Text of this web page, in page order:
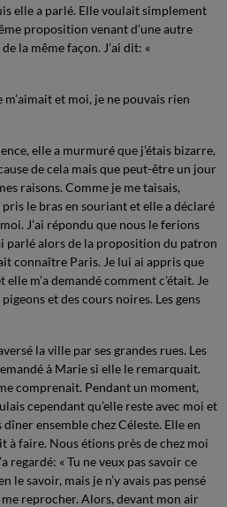
elle a parlé. Elle voulait simplement
proposition venant d’une autre
la même façon. J’ai dit: «
m’aimait et moi, je ne pouvais rien
elle a murmuré que j’étais bizarre,
de cela mais que peut-être un jour
raisons. Comme je me taisais,
pris le bras en souriant et elle a déclaré
J’ai répondu que nous le ferions
parlé alors de la proposition du patron
connaître Paris. Je lui ai appris que
elle m’a demandé comment c’était. Je
pigeons et des cours noires. Les gens
la ville par ses grandes rues. Les
à Marie si elle le remarquait.
comprenait. Pendant un moment,
cependant qu’elle reste avec moi et
ensemble chez Céleste. Elle en
à faire. Nous étions près de chez moi
regardé: « Tu ne veux pas savoir ce
le savoir, mais je n’y avais pas pensé
me reprocher. Alors, devant mon air